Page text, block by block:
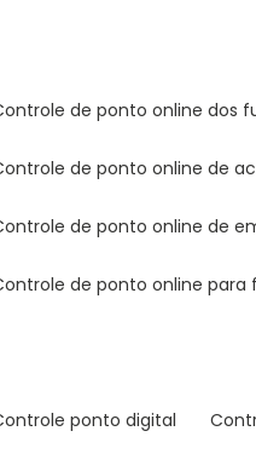
controle de ponto online dos
controle de ponto online de
controle de ponto online de
controle de ponto online para
controle ponto digital